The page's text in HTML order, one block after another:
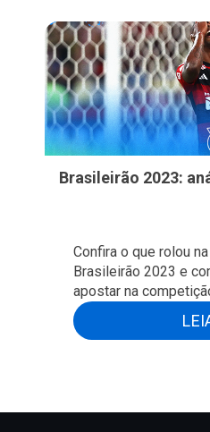
Brasileirão 2023:
Confira o que rolou
Brasileirão 2023 e
apostar na